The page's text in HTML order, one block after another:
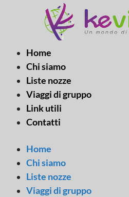
Home
Chi siamo
Liste nozze
Viaggi di gruppo
Link utili
Contatti
Home
Chi siamo
Liste nozze
Viaggi di gruppo